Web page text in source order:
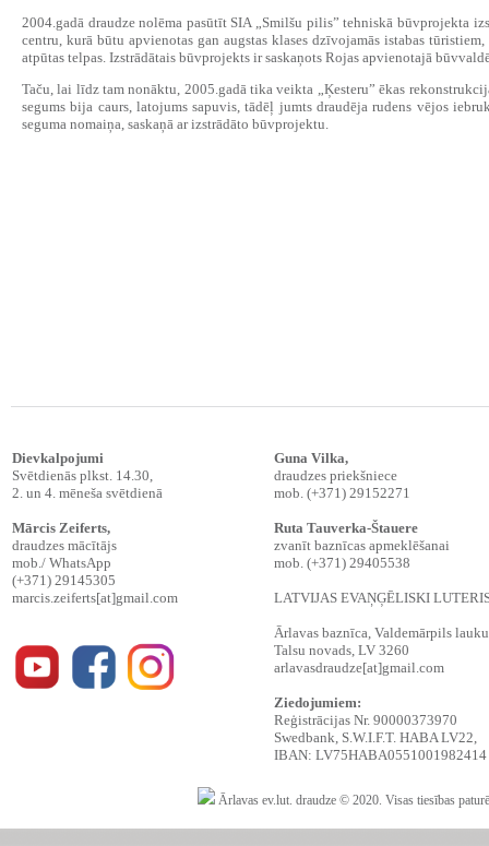
2004.gadā draudze nolēma pasūtīt SIA „Smilšu pilis” tehniskā būvprojekta
centru, kurā būtu apvienotas gan augstas klases dzīvojamās istabas
atpūtas telpas. Izstrādātais būvprojekts ir saskaņots Rojas apvienotajā
Taču, lai līdz tam nonāktu, 2005.gadā tika veikta „Ķesteru” ēkas
segums bija caurs, latojums sapuvis, tādēļ jumts draudēja rudens vējos
seguma nomaiņa, saskaņā ar izstrādāto būvprojektu.
Dievkalpojumi
Svētdienās plkst. 14.30,
2. un 4. mēneša svētdienā
Mārcis Zeiferts,
draudzes mācītājs
mob./ WhatsApp
(+371) 29145305
marcis.zeiferts[at]gmail.com
Guna Vilka,
draudzes priekšniece
mob. (+371) 29152271
Ruta Tauverka-Štauere
zvanīt baznīcas apmeklēšanai
mob. (+371) 29405538
LATVIJAS EVAŅĢĒLISKI
Ārlavas baznīca, Valdemārpils
Talsu novads, LV 3260
arlavasdraudze[at]gmail.com
Ziedojumiem:
Reģistrācijas Nr. 90000373970
Swedbank, S.W.I.F.T. HABA LV22,
IBAN: LV75HABA0551001982414
Ārlavas ev.lut. draudze © 2020. Visas tiesības